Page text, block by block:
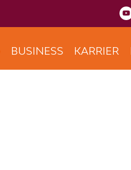
BUSINESS KARRIER